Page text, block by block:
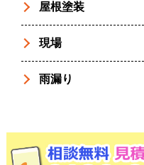
屋根塗装
現場
雨漏り